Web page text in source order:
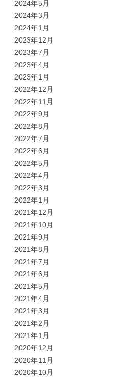
2024年5月
2024年3月
2024年1月
2023年12月
2023年7月
2023年4月
2023年1月
2022年12月
2022年11月
2022年9月
2022年8月
2022年7月
2022年6月
2022年5月
2022年4月
2022年3月
2022年1月
2021年12月
2021年10月
2021年9月
2021年8月
2021年7月
2021年6月
2021年5月
2021年4月
2021年3月
2021年2月
2021年1月
2020年12月
2020年11月
2020年10月